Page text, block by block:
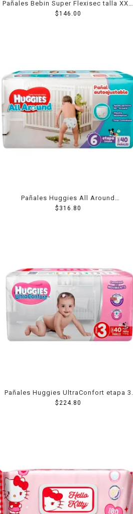
Pañales Bebin Super Flexisec talla XXG
40 piezas
$146.00
Pañales Huggies All Around
autoajustables etapa 6 unisex 40 piezas
$ 316.80
Pañales Huggies UltraConfort etapa 3
niña 40 piezas
$224.80